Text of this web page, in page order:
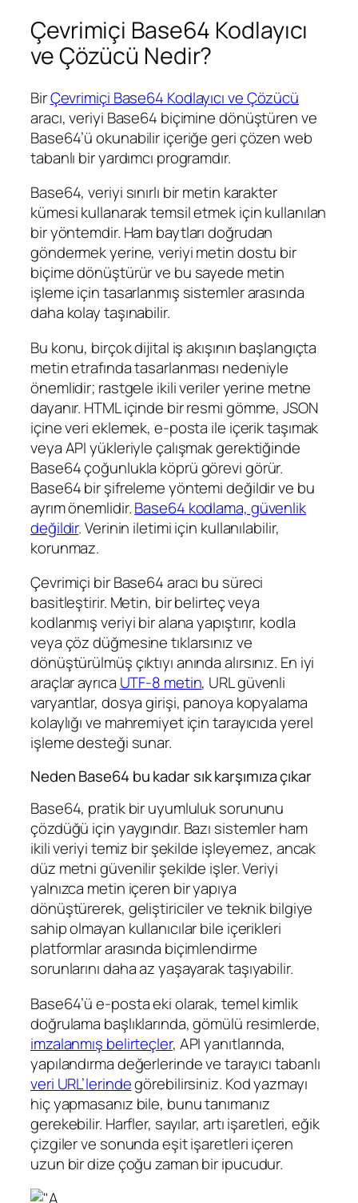
Çevrimiçi Base64 Kodlayıcı
ve Çözücü Nedir?
BirÇevrimiçi Base64 Kodlayıcı ve Çözücü
aracı, veriyi Base64 biçimine dönüştüren ve
Base64’ü okunabilir içeriğe geri çözen web
tabanlı bir yardımcı programdır.
Base64, veriyi sınırlı bir metin karakter
kümesi kullanarak temsil etmek için kullanılan
bir yöntemdir. Ham baytları doğrudan
göndermek yerine, veriyi metin dostu bir
biçime dönüştürür ve bu sayede metin
işleme için tasarlanmış sistemler arasında
daha kolay taşınabilir.
Bu konu, birçok dijital iş akışının başlangıçta
metin etrafında tasarlanması nedeniyle
önemlidir; rastgele ikili veriler yerine metne
dayanır. HTML içinde bir resmi gömme, JSON
içine veri eklemek, e-posta ile içerik taşımak
veya API yükleriyle çalışmak gerektiğinde
Base64 çoğunlukla köprü görevi görür.
Base64 bir şifreleme yöntemi değildir ve bu
ayrım önemlidir.Base64 kodlama, güvenlik
değildir. Verinin iletimi için kullanılabilir,
korunmaz.
Çevrimiçi bir Base64 aracı bu süreci
basitleştirir. Metin, bir belirteç veya
kodlanmış veriyi bir alana yapıştırır, kodla
veya çöz düğmesine tıklarsınız ve
dönüştürülmüş çıktıyı anında alırsınız. En iyi
araçlar ayrıca UTF-8 metin, URL güvenli
varyantlar, dosya girişi, panoya kopyalama
kolaylığı ve mahremiyet için tarayıcıda yerel
işleme desteği sunar.
Neden Base64 bu kadar sık karşımıza çıkar
Base64, pratik bir uyumluluk sorununu
çözdüğü için yaygındır. Bazı sistemler ham
ikili veriyi temiz bir şekilde işleyemez, ancak
düz metni güvenilir şekilde işler. Veriyi
yalnızca metin içeren bir yapıya
dönüştürerek, geliştiriciler ve teknik bilgiye
sahip olmayan kullanıcılar bile içerikleri
platformlar arasında biçimlendirme
sorunlarını daha az yaşayarak taşıyabilir.
Base64’ü e-posta eki olarak, temel kimlik
doğrulama başlıklarında, gömülü resimlerde,
imzalanmış belirteçler, API yanıtlarında,
yapılandırma değerlerinde ve tarayıcı tabanlı
veri URL’lerindegörebilirsiniz. Kod yazmayı
hiç yapmasanız bile, bunu tanımanız
gerekebilir. Harfler, sayılar, artı işaretleri, eğik
çizgiler ve sonunda eşit işaretleri içeren
uzun bir dize çoğu zaman bir ipucudur.